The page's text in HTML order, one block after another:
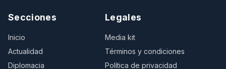
Secciones
Inicio
Actualidad
Diplomacia
Legales
Media kit
Términos y condiciones
Política de privacidad